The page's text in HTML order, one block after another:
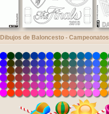
Dibujos de Baloncesto - Campeonatos